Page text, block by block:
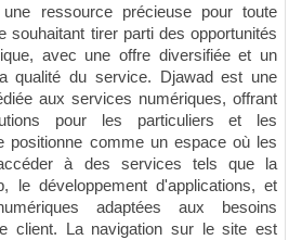
ressource précieuse pour toute
souhaitant tirer parti des opportunités
avec une offre diversifiée et un
qualité du service. Djawad est une
aux services numériques, offrant
pour les particuliers et les
positionne comme un espace où les
à des services tels que la
le développement d'applications, et
adaptées aux besoins
client. La navigation sur le site est